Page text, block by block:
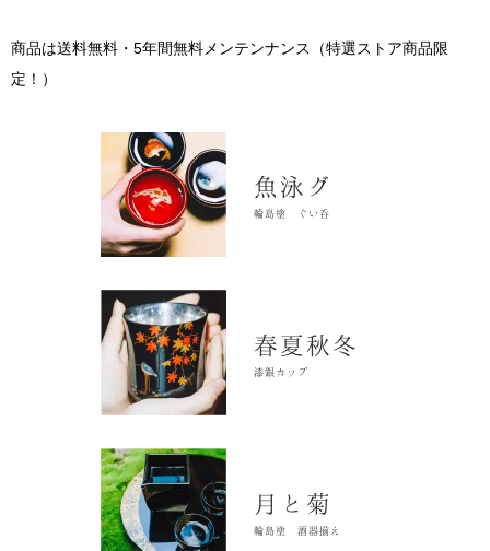
商品は送料無料・5年間無料メンテンナンス（特選ストア商品限
定！）
魚泳グ
輪島塗 ぐい呑
春夏秋冬
漆銀カップ
月と菊
輪島塗 酒器揃え